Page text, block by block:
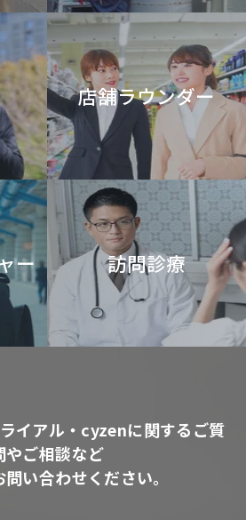
店舗ラウンダー
ー 訪問診療
イアル・cyzenに関するご質
やご相談など
い合わせください。